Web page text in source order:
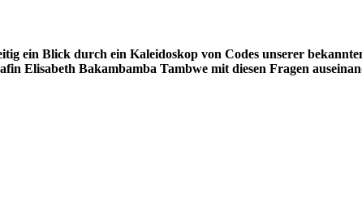
ein Blick durch ein Kaleidoskop von Codes unserer
Elisabeth Bakambamba Tambwe mit diesen Fragen